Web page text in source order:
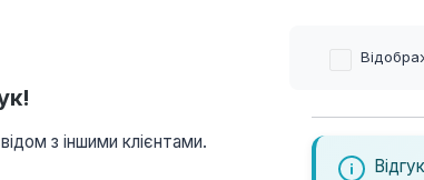
з іншими клієнтами.